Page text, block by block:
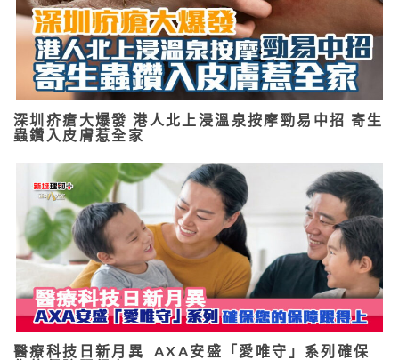
深圳疥瘡大爆發 港人北上浸溫泉按摩勁易中招 寄生
蟲鑽入皮膚惹全家
醫療科技日新月異 AXA安盛「愛唯守」系列確保